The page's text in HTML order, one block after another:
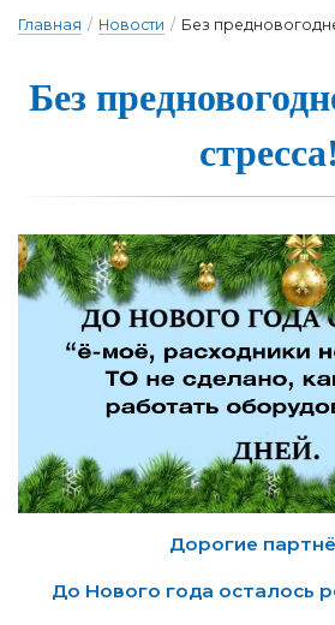
Главная / Новости / Без
Без
стрес­са!
Дорогие
До Нового года осталось